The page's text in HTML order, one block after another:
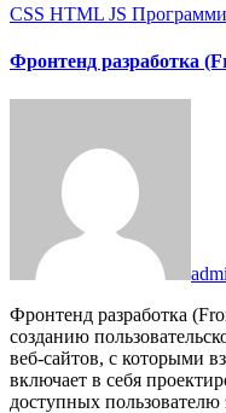
CSS HTML JS
Фронтенд разработка
Фронтенд разработка (Frontend development) относится к
созданию
веб-сайтов, с которыми
включает в себя
доступных